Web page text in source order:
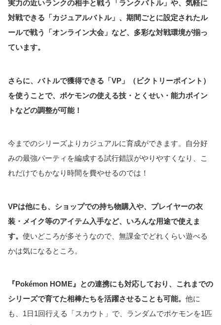
実力の近いランクの相手と戦う「ランクバトル」や、気軽に
対戦できる「カジュアルバトル」、期間ごとに設定されたル
ールで戦う「オンライン大会」など、多彩な対戦環境が揃っ
ています。
さらに、バトルで獲得できる「VP」（ビクトリーポイント）
を使うことで、ポケモンの使える技・とくせい・能力ポイン
トなどの調整が可能！
今までのシリーズよりカジュアルに育成ができます。自分好
みの最強パーティを編成する試行錯誤がやりやすくなり、こ
れだけでもかなり時間を費やせるのでは！
VPは他にも、ショップでの持ち物購入や、プレイヤーの衣
装・メイク等のアイテム入手など、いろんな用途で使えま
す。 使いどころが多そうなので、無課金でどれくらい遊べる
かは気になるところ。
『Pokémon HOME』との連携にも対応しており、これまでの
シリーズで育てた相棒たちを活躍させることも可能。 他に
も、1日1回行える「スカウト」で、ランダムでポケモンを1匹